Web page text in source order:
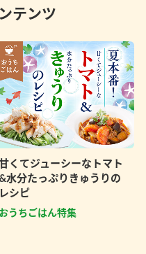
テンツ
くてジューシーなトマト
&水分たっぷりきゅうりの
レシピ
おうちごはん特集